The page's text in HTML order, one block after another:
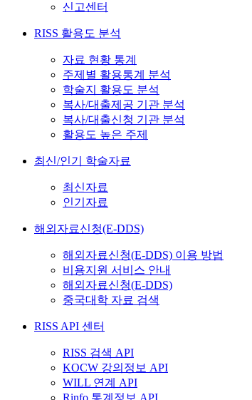
신고센터
RISS 활용도 분석
자료 현황 통계
주제별 활용통계 분석
학술지 활용도 분석
복사/대출제공 기관 분석
복사/대출신청 기관 분석
활용도 높은 주제
최신/인기 학술자료
최신자료
인기자료
해외자료신청(E-DDS)
해외자료신청(E-DDS) 이용 방법
비용지원 서비스 안내
해외자료신청(E-DDS)
중국대학 자료 검색
RISS API 센터
RISS 검색 API
KOCW 강의정보 API
WILL 연계 API
Rinfo 통계정보 API